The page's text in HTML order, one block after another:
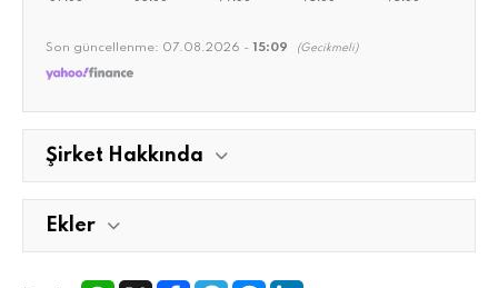
Son güncellenme: 07.08.2026 - 15:09 (Gecikmeli)
Şirket Hakkında
Ekler